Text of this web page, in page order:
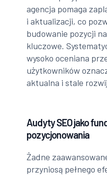
agencja pomaga
i aktualizacji, co
budowanie pozycji
kluczowe.
wysoko oceniana
użytkowników
aktualna i stale
Audyty SEO jako
pozycjonowania
Żadne
przyniosą pełnego